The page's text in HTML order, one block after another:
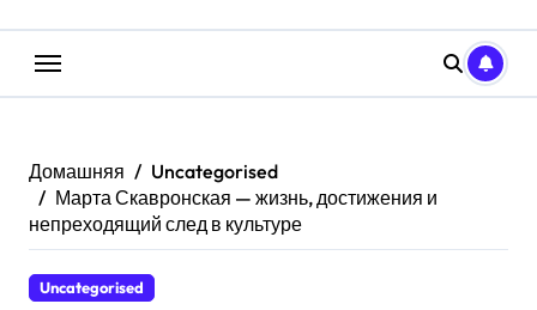
Домашняя
Uncategorised
Марта Скавронская — жизнь, достижения и
непреходящий след в культуре
Uncategorised